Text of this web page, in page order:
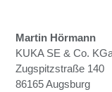
Martin Hörmann
KUKA SE & Co.
Zugspitzstraße 140
86165 Augsburg